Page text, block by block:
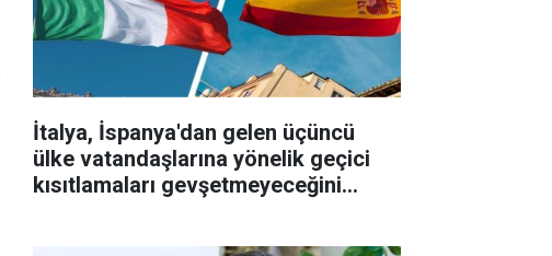
İtalya, İspanya'dan gelen üçüncü
ülke vatandaşlarına yönelik geçici
kısıtlamaları gevşetmeyeceğini